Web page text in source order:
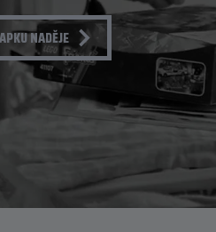
NADĚJE